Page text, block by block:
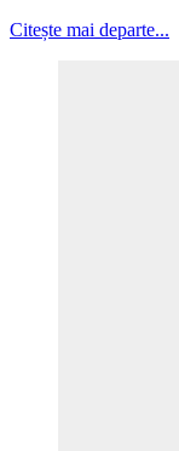
Citește mai departe...